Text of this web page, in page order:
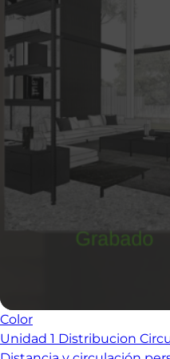
Color
Unidad 1 Distribucion